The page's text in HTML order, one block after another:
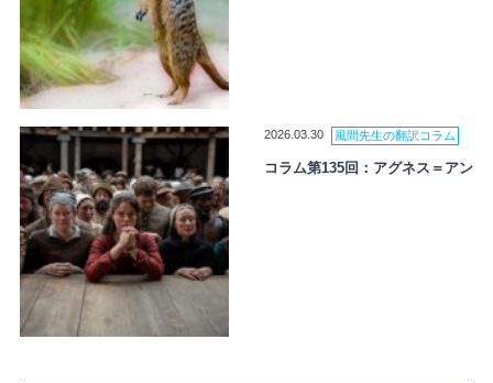
2026.03.30 風間先生の翻訳コラム
コラム第135回：アグネス＝アン